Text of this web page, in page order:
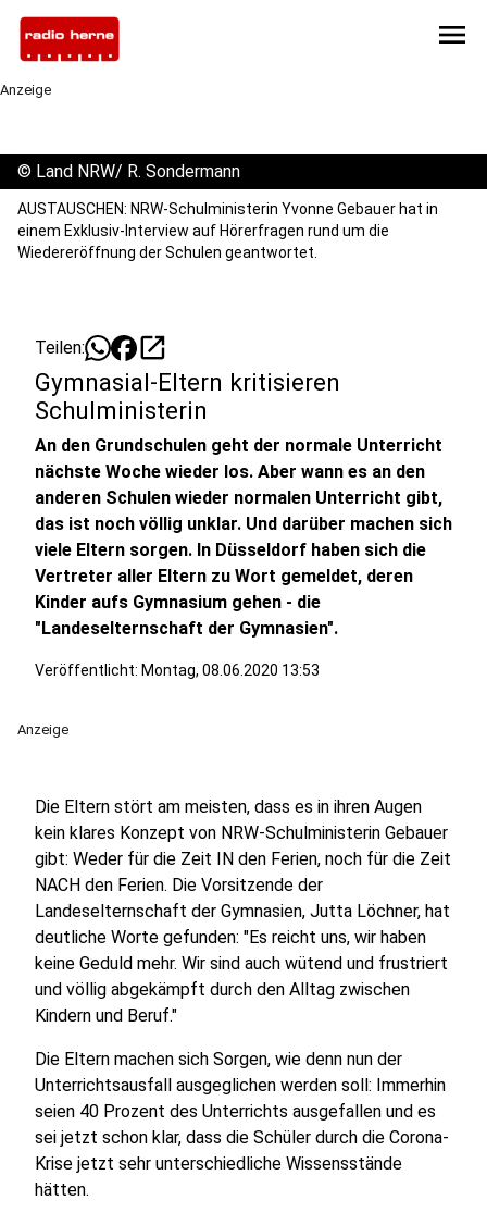
menu
Anzeige
© Land NRW/ R. Sondermann
AUSTAUSCHEN: NRW-Schulministerin Yvonne Gebauer hat in
einem Exklusiv-Interview auf Hörerfragen rund um die
Wiedereröffnung der Schulen geantwortet.
Teilen: open_in_new
Gymnasial-Eltern kritisieren
Schulministerin
An den Grundschulen geht der normale Unterricht
nächste Woche wieder los. Aber wann es an den
anderen Schulen wieder normalen Unterricht gibt,
das ist noch völlig unklar. Und darüber machen sich
viele Eltern sorgen. In Düsseldorf haben sich die
Vertreter aller Eltern zu Wort gemeldet, deren
Kinder aufs Gymnasium gehen - die
"Landeselternschaft der Gymnasien".
Veröffentlicht: Montag, 08.06.2020 13:53
Anzeige
Die Eltern stört am meisten, dass es in ihren Augen
kein klares Konzept von NRW-Schulministerin Gebauer
gibt: Weder für die Zeit IN den Ferien, noch für die Zeit
NACH den Ferien. Die Vorsitzende der
Landeselternschaft der Gymnasien, Jutta Löchner, hat
deutliche Worte gefunden: "Es reicht uns, wir haben
keine Geduld mehr. Wir sind auch wütend und frustriert
und völlig abgekämpft durch den Alltag zwischen
Kindern und Beruf."
Die Eltern machen sich Sorgen, wie denn nun der
Unterrichtsausfall ausgeglichen werden soll: Immerhin
seien 40 Prozent des Unterrichts ausgefallen und es
sei jetzt schon klar, dass die Schüler durch die Corona-
Krise jetzt sehr unterschiedliche Wissensstände
hätten.